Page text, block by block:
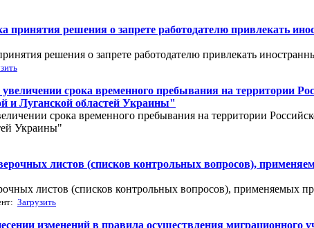
решения о запрете работодателю привлекать
решения о запрете работодателю привлекать
срока временного пребывания на территории
и Луганской областей Украины"
срока временного пребывания на территории
Украины"
листов (списков контрольных вопросов),
листов (списков контрольных вопросов), применяемых
Загрузить
изменений в правила осуществления миграционного